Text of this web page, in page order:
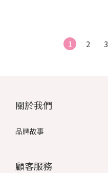
1 2 3
關於我們
品牌故事
顧客服務